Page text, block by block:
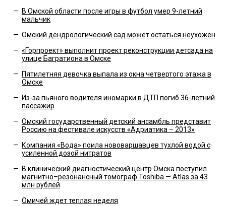
— В Омской области после игры в футбол умер 9-летний
мальчик
— Омский дендрологический сад может остаться неухожен
— «Горпроект» выполнит проект реконструкции детсада на
улице Багратиона в Омске
— Пятилетняя девочка выпала из окна четвертого этажа в
Омске
— Из-за пьяного водителя иномарки в ДТП погиб 36-летний
пассажир
— Омский государственный детский ансамбль представит
Россию на фестивале искусств «Адриатика – 2013»
— Компания «Вода» поила нововаршавцев тухлой водой с
усиленной дозой нитратов
— В клинический диагностический центр Омска поступил
магнитно–резонансный томограф Toshiba — Atlas за 43
млн рублей
— Омичей ждет теплая неделя